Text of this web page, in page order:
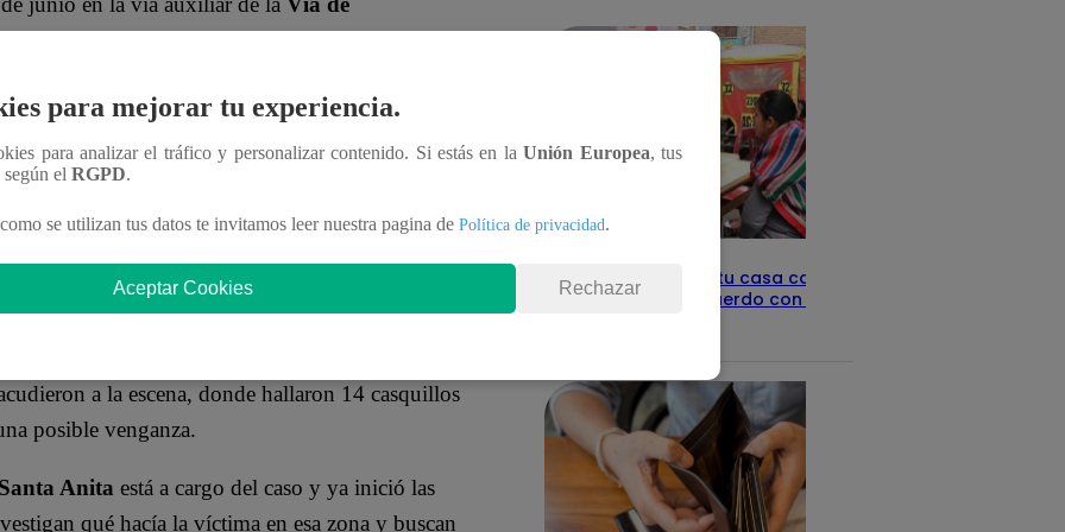
por el delito de
Los Cipreses, una zona industrial con
contra Torres Silva y luego huyó corriendo hacia
del lugar. Toda la secuencia fue captada por
imágenes muestran cómo vigilantes cierran
se refugian detrás de sus vehículos.
a la escena, donde hallaron 14 casquillos
posible venganza.
Anita está a cargo del caso y ya inició las
qué hacía la víctima en esa zona y buscan
detalles
Revisa con tu DNI si tu casa califica
como pobre, de acuerdo con el Sisfoh
para mejorar tu experiencia.
para analizar el tráfico y personalizar contenido. Si estás en laUnión Europea, tus
según el RGPD.
se utilizan tus datos te invitamos leer nuestra pagina de Política de privacidad.
Aceptar Cookies Rechazar